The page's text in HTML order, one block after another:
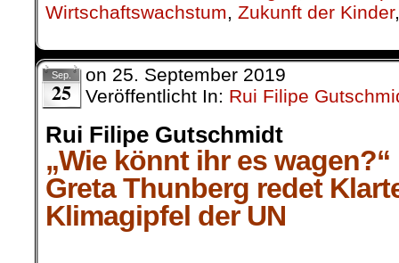
Wirtschaftswachstum, Zukunft der Kinder
Sep.
25
on 25. September 2019
Veröffentlicht In: Rui Filipe
Rui Filipe Gutschmidt
„Wie könnt ihr es wagen?“
Greta Thunberg redet
Klimagipfel der UN